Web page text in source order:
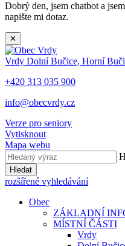
Dobrý den, jsem chatbot a
napište mi dotaz.
✕
Vrdy Dolní Bučice, Horní
+420 313 035 900
info@obecvrdy.cz
Verze pro seniory
Vytisknout
Mapa webu
Hledat
rozšířené vyhledávání
Obec
ZÁKLADNÍ
MÍSTNÍ ČÁSTI
Vrdy